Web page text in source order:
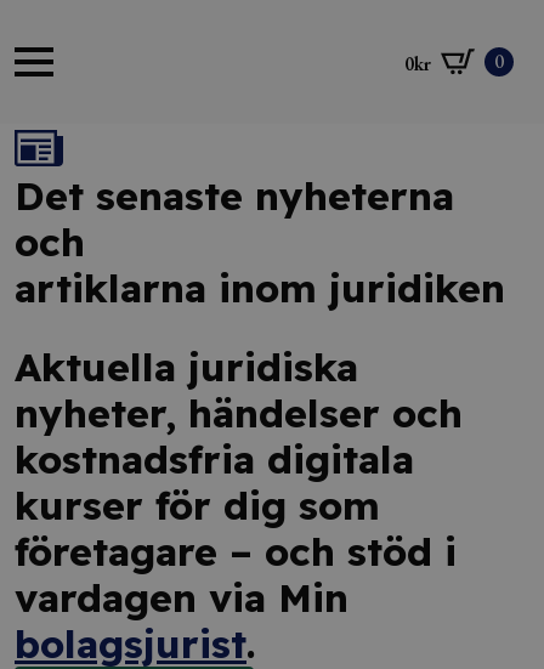
0kr 0
Det senaste nyheterna
och
artiklarna inom juridiken
Aktuella juridiska
nyheter, händelser och
kostnadsfria digitala
kurser för dig som
företagare – och stöd i
vardagen via Min
bolagsjurist.